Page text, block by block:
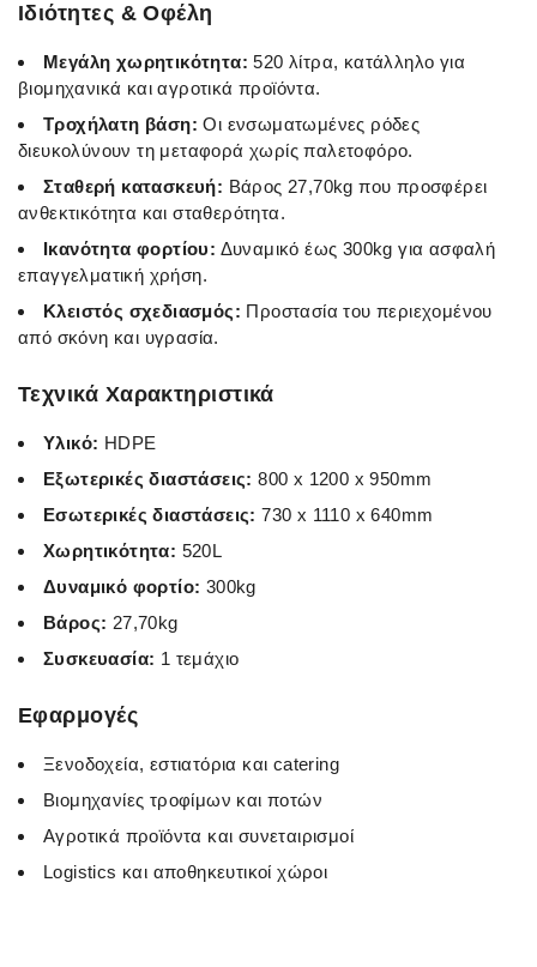
Ιδιότητες & Οφέλη
Μεγάλη χωρητικότητα: 520 λίτρα, κατάλληλο για
βιομηχανικά και αγροτικά προϊόντα.
Τροχήλατη βάση: Οι ενσωματωμένες ρόδες
διευκολύνουν τη μεταφορά χωρίς παλετοφόρο.
Σταθερή κατασκευή: Βάρος 27,70kg που προσφέρει
ανθεκτικότητα και σταθερότητα.
Ικανότητα φορτίου: Δυναμικό έως 300kg για ασφαλή
επαγγελματική χρήση.
Κλειστός σχεδιασμός: Προστασία του περιεχομένου
από σκόνη και υγρασία.
Τεχνικά Χαρακτηριστικά
Υλικό: HDPE
Εξωτερικές διαστάσεις: 800 x 1200 x 950mm
Εσωτερικές διαστάσεις: 730 x 1110 x 640mm
Χωρητικότητα: 520L
Δυναμικό φορτίο: 300kg
Βάρος: 27,70kg
Συσκευασία: 1 τεμάχιο
Εφαρμογές
Ξενοδοχεία, εστιατόρια και catering
Βιομηχανίες τροφίμων και ποτών
Αγροτικά προϊόντα και συνεταιρισμοί
Logistics και αποθηκευτικοί χώροι